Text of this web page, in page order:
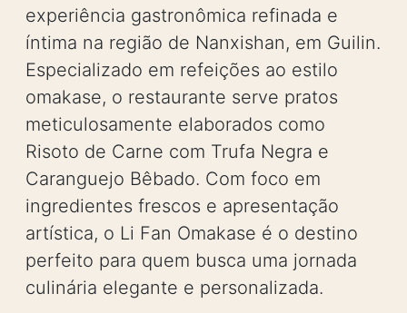
experiência gastronômica refinada e
íntima na região de Nanxishan, em Guilin.
Especializado em refeições ao estilo
omakase, o restaurante serve pratos
meticulosamente elaborados como
Risoto de Carne com Trufa Negra e
Caranguejo Bêbado. Com foco em
ingredientes frescos e apresentação
artística, o Li Fan Omakase é o destino
perfeito para quem busca uma jornada
culinária elegante e personalizada.